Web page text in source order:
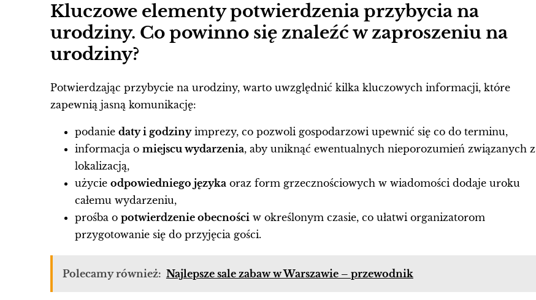
Kluczowe elementy potwierdzenia przybycia na
urodziny. Co powinno się znaleźć w zaproszeniu na
urodziny?
Potwierdzając przybycie na urodziny, warto uwzględnić kilka kluczowych informacji, które
zapewnią jasną komunikację:
podanie daty i godzinyimprezy, co pozwoli gospodarzowi upewnić się co do terminu,
informacja o miejscu wydarzenia, aby uniknąć ewentualnych nieporozumień związanych z
lokalizacją,
użycie odpowiedniego językaoraz form grzecznościowych w wiadomości dodaje uroku
całemu wydarzeniu,
prośba o potwierdzenie obecnościw określonym czasie, co ułatwi organizatorom
przygotowanie się do przyjęcia gości.
Polecamy również: Najlepsze sale zabaw w Warszawie – przewodnik